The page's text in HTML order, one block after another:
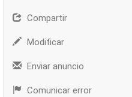
Compartir
Modificar
Enviar anuncio
Comunicar error